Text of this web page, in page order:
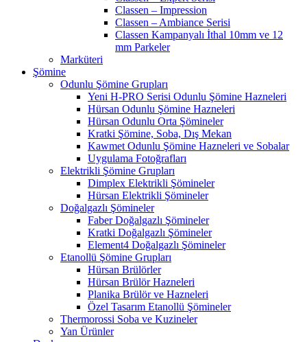
Classen – Impression
Classen – Ambiance Serisi
Classen Kampanyalı İthal 10mm ve 12
mm Parkeler
Marküteri
Şömine
Odunlu Şömine Grupları
Yeni H-PRO Serisi Odunlu Şömine Hazneleri
Hürsan Odunlu Şömine Hazneleri
Hürsan Odunlu Orta Şömineler
Kratki Şömine, Soba, Dış Mekan
Kawmet Odunlu Şömine Hazneleri ve Sobalar
Uygulama Fotoğrafları
Elektrikli Şömine Grupları
Dimplex Elektrikli Şömineler
Hürsan Elektrikli Şömineler
Doğalgazlı Şömineler
Faber Doğalgazlı Şömineler
Kratki Doğalgazlı Şömineler
Element4 Doğalgazlı Şömineler
Etanollü Şömine Grupları
Hürsan Brülörler
Hürsan Brülör Hazneleri
Planika Brülör ve Hazneleri
Özel Tasarım Etanollü Şömineler
Thermorossi Soba ve Kuzineler
Yan Ürünler